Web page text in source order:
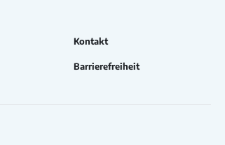
Kontakt
Barrierefreiheit